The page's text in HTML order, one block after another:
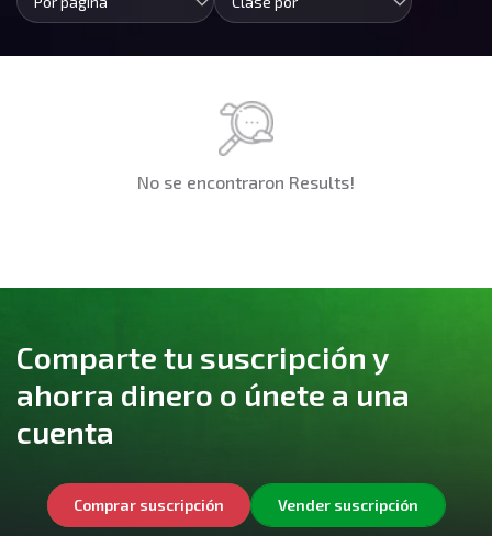
No se encontraron Results!
Comparte tu suscripción y
ahorra dinero o únete a una
cuenta
Comprar suscripción Vender suscripción